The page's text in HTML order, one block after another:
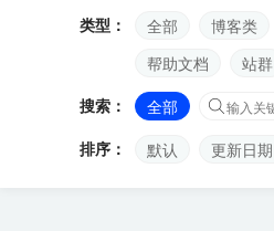
类型：
全部 博客类
帮助文档
站群
搜索：
全部
排序：
默认 更新日期